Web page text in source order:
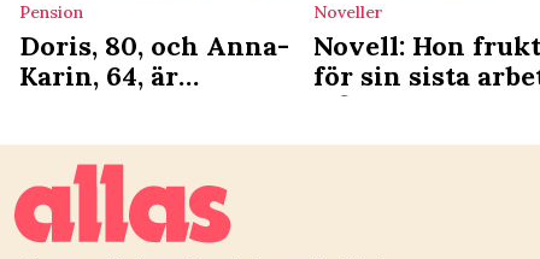
Pension
Doris, 80, och Anna-
Karin, 64, är
”Skam efter ett helt
livs slit”
Noveller
Novell: Hon
för sin sista
– fick livets
överraskning